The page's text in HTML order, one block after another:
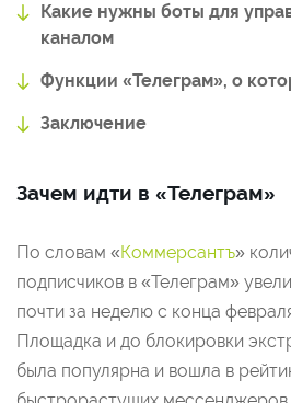
Какие нужны боты для
каналом
Функции «Телеграм», о
Заключение
Зачем идти в «Телеграм»
По словам «Коммерсантъ»
подписчиков в «Телеграм»
почти за неделю с конца
Площадка и до блокировки
была популярна и вошла в